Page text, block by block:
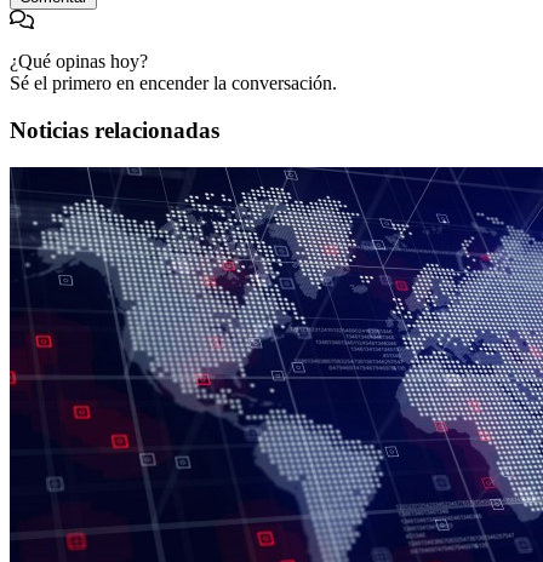
¿Qué opinas hoy?
Sé el primero en encender la conversación.
Noticias relacionadas